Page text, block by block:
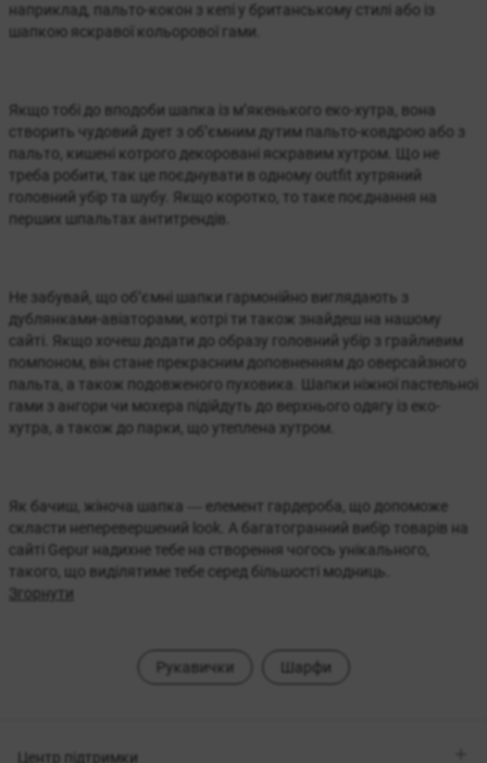
наприклад, пальто-кокон з кепі у британському стилі або із
шапкою яскравої кольорової гами.
Якщо тобі до вподоби шапка із м’якенького еко-хутра, вона
створить чудовий дует з об’ємним дутим пальто-ковдрою або з
пальто, кишені котрого декоровані яскравим хутром. Що не
треба робити, так це поєднувати в одному outfit хутряний
головний убір та шубу. Якщо коротко, то таке поєднання на
перших шпальтах антитрендів.
Не забувай, що об’ємні шапки гармонійно виглядають з
дублянками-авіаторами, котрі ти також знайдеш на нашому
сайті. Якщо хочеш додати до образу головний убір з грайливим
помпоном, він стане прекрасним доповненням до оверсайзного
пальта, а також подовженого пуховика. Шапки ніжної пастельної
гами з ангори чи мохера підійдуть до верхнього одягу із еко-
хутра, а також до парки, що утеплена хутром.
Як бачиш, жіноча шапка ― елемент гардероба, що допоможе
скласти неперевершений look. А багатогранний вибір товарів на
сайті Gepur надихне тебе на створення чогось унікального,
такого, що виділятиме тебе серед більшості модниць.
Згорнути
Рукавички Шарфи
Центр підтримки